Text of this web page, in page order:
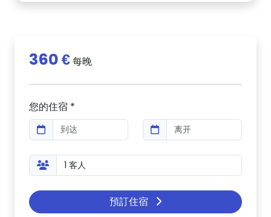
360 €每晚
您的住宿 *
預訂住宿